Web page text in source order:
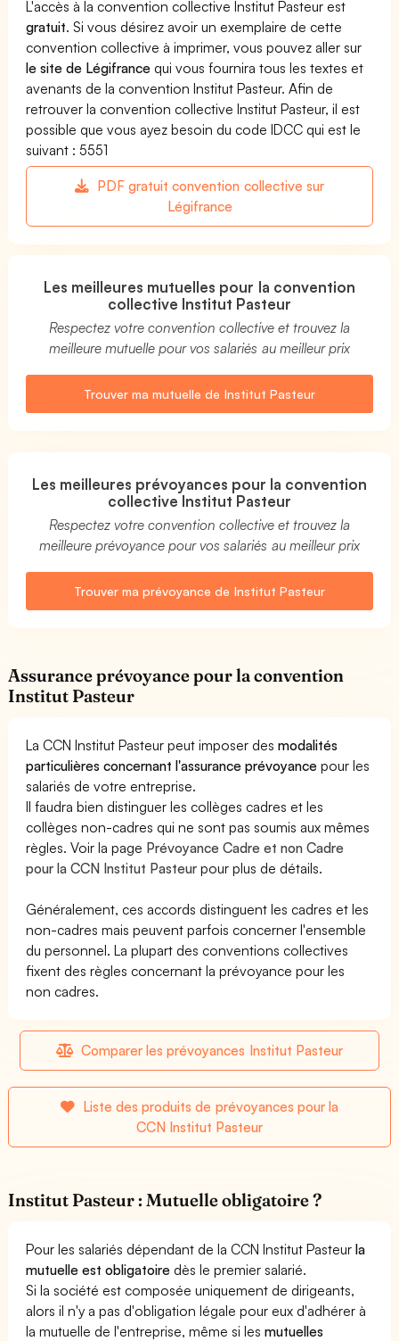
L'accès à la convention collective Institut Pasteur est
gratuit. Si vous désirez avoir un exemplaire de cette
convention collective à imprimer, vous pouvez aller sur
le site de Légifrance qui vous fournira tous les textes et
avenants de la convention Institut Pasteur. Afin de
retrouver la convention collective Institut Pasteur, il est
possible que vous ayez besoin du code IDCC qui est le
suivant : 5551
PDF gratuit convention collective sur
Légifrance
Les meilleures mutuelles pour la convention
collective Institut Pasteur
Respectez votre convention collective et trouvez la
meilleure mutuelle pour vos salariés au meilleur prix
Trouver ma mutuelle de Institut Pasteur
Les meilleures prévoyances pour la convention
collective Institut Pasteur
Respectez votre convention collective et trouvez la
meilleure prévoyance pour vos salariés au meilleur prix
Trouver ma prévoyance de Institut Pasteur
Assurance prévoyance pour la convention
Institut Pasteur
La CCN Institut Pasteur peut imposer desmodalités
particulières concernant l'assurance prévoyance pour les
salariés de votre entreprise.
Il faudra bien distinguer les collèges cadres et les
collèges non-cadres qui ne sont pas soumis aux mêmes
règles. Voir la page Prévoyance Cadre et non Cadre
pour la CCN Institut Pasteur pour plus de détails.
Généralement, ces accords distinguent les cadres et les
non-cadres mais peuvent parfois concerner l'ensemble
du personnel. La plupart des conventions collectives
fixent des règles concernant la prévoyance pour les
non cadres.
Comparer les prévoyances Institut Pasteur
Liste des produits de prévoyances pour la
CCN Institut Pasteur
Institut Pasteur : Mutuelle obligatoire ?
Pour les salariés dépendant de la CCN Institut Pasteurla
mutuelle est obligatoire dès le premier salarié.
Si la société est composée uniquement de dirigeants,
alors il n'y a pas d'obligation légale pour eux d'adhérer à
la mutuelle de l'entreprise, même si lesmutuelles